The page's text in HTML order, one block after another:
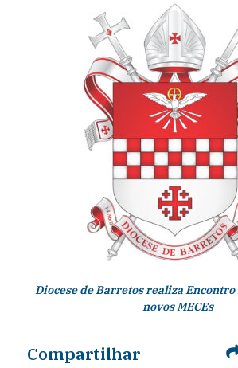
Diocese de Barretos realiza
novos MECEs
Compartilhar